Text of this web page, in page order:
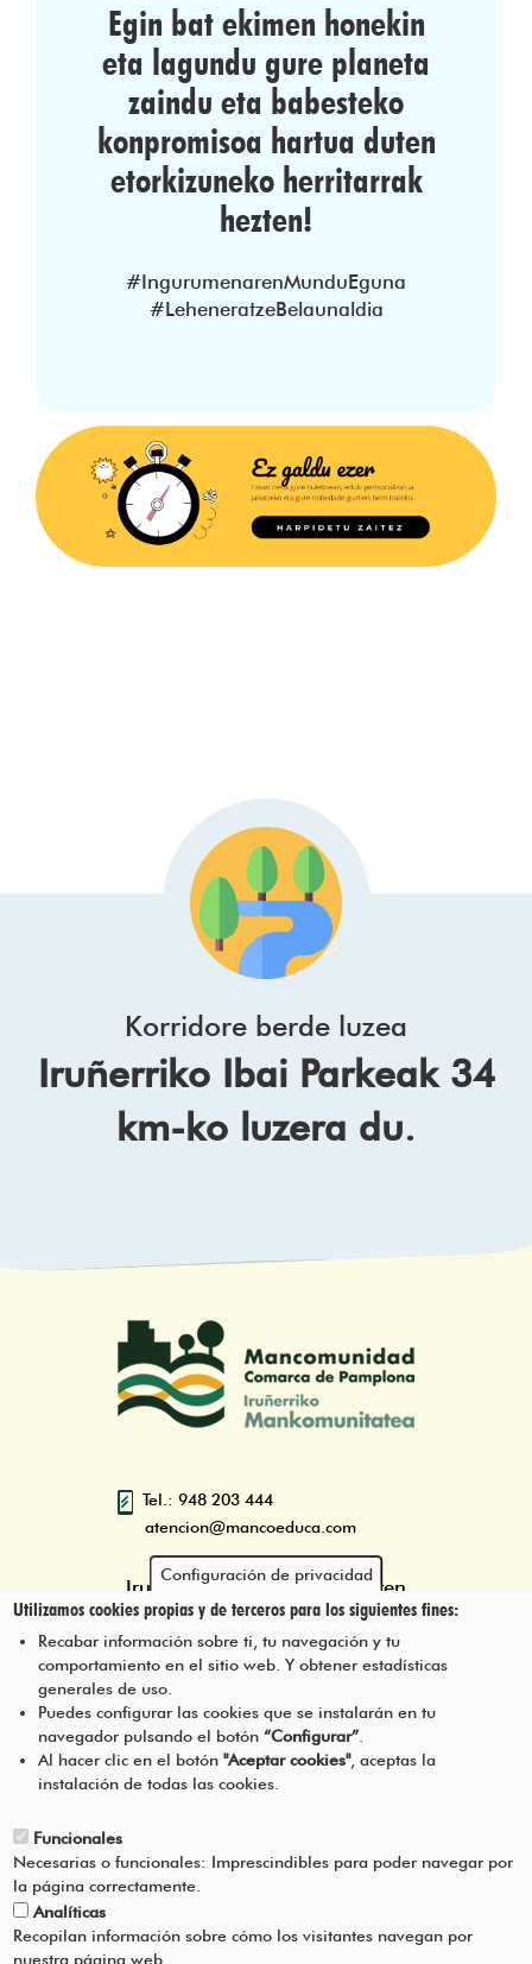
Egin bat ekimen honekin
eta lagundu gure planeta
zaindu eta babesteko
konpromisoa hartua duten
etorkizuneko herritarrak
hezten!
#IngurumenarenMunduEguna
#LeheneratzeBelaunaldia
Korridore berde luzea
Iruñerriko Ibai Parkeak 34
km-ko luzera du.
Tel.: 948 203 444
atencion@mancoeduca.com
Iruñerriko Mankomunitatearen
Ingurumen Heziketarako Eskola
Programa
Pie
Menú
JARRI HARREMANETAN GUREKIN
ZERBITZUAREN BALDINTZAK
PRIBATUTASUN-POLITIKA
Configuración de privacidad
Utilizamos cookies propias y de terceros para los siguientes fines:
Recabar información sobre ti, tu navegación y tu
comportamiento en el sitio web. Y obtener estadísticas
generales de uso.
Puedes configurar las cookies que se instalarán en tu
navegador pulsando el botón“Configurar”
Al hacer clic en el botón"Aceptar cookies", aceptas la
instalación de todas las cookies.
Funcionales
Necesarias o funcionales: Imprescindibles para poder navegar por
la página correctamente.
Analíticas
Recopilan información sobre cómo los visitantes navegan por
nuestra página web.